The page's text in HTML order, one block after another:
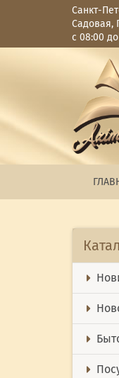
Санкт-
Садовая,
с 08:00